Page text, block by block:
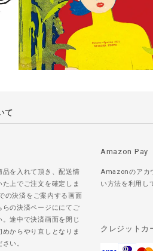
て
品を入れて頂き、配送情
上でご注文を確定しま
の決済をご案内する画面
らの決済ページににてご
途中で決済画面を閉じ
からやり直しとなりま
さい。
Amazon Pay
Amazonのアカ
い方法を利用し
クレジットカ